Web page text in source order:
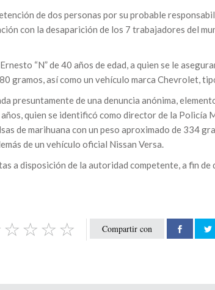
de dos personas por su probable
con la desaparición de los 7 trabajadores del
“N” de 40 años de edad, a quien se le
gramos, así como un vehículo marca Chevrolet,
presuntamente de una denuncia anónima,
años, quien se identificó como director de la Policía
de marihuana con un peso aproximado de 334
de un vehículo oficial Nissan Versa.
a disposición de la autoridad competente, a fin de
Compartir con